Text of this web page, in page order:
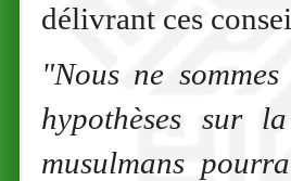
délivrant ces
"Nous ne
hypothèses sur
musulmans